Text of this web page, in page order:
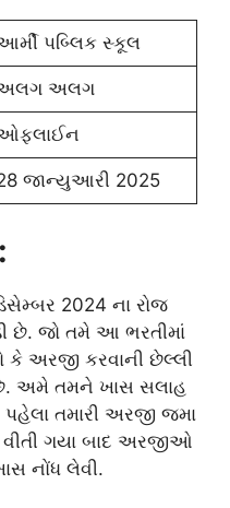
પબ્લિક સ્કૂલ
અલગ
જાન્યુઆરી 2025
2024 ના રોજ
છે. જો તમે આ ભરતીમાં
કે અરજી કરવાની છેલ્લી
અમે તમને ખાસ સલાહ
તમારી અરજી જમા
વીતી ગયા બાદ અરજીઓ
નોંધ લેવી.